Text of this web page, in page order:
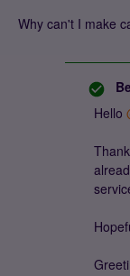
Why can't I make
Hello ​